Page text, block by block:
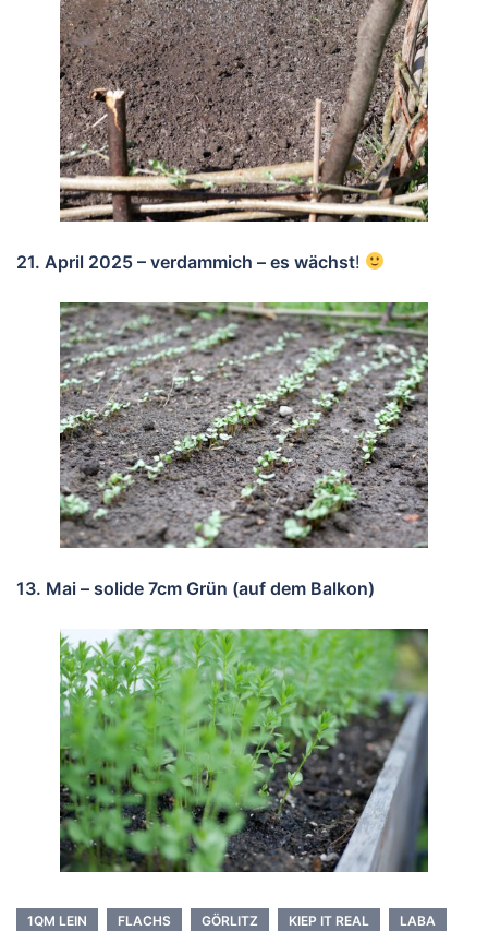
21. April 2025 – verdammich – es wächst!
13. Mai – solide 7cm Grün (auf dem Balkon)
1QM LEIN FLACHS GÖRLITZ KIEP IT REAL
LABA